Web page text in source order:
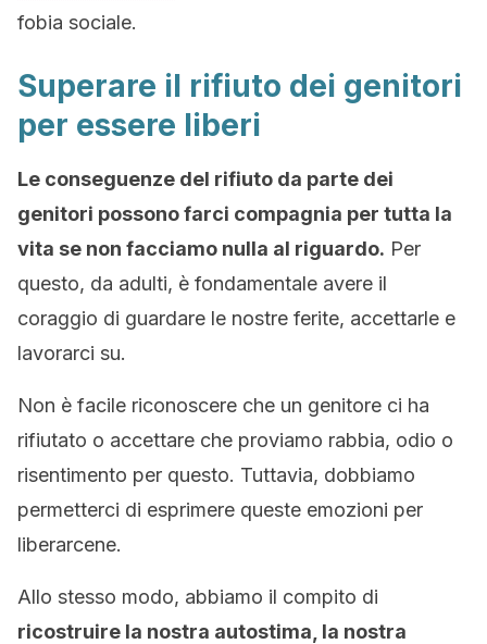
fobia sociale.
Superare il rifiuto dei genitori
per essere liberi
Le conseguenze del rifiuto da parte dei
genitori possono farci compagnia per tutta la
vita se non facciamo nulla al riguardo. Per
questo, da adulti, è fondamentale avere il
coraggio di guardare le nostre ferite, accettarle e
lavorarci su.
Non è facile riconoscere che un genitore ci ha
rifiutato o accettare che proviamo rabbia, odio o
risentimento per questo. Tuttavia, dobbiamo
permetterci di esprimere queste emozioni per
liberarcene.
Allo stesso modo, abbiamo il compito di
ricostruire la nostra autostima, la nostra